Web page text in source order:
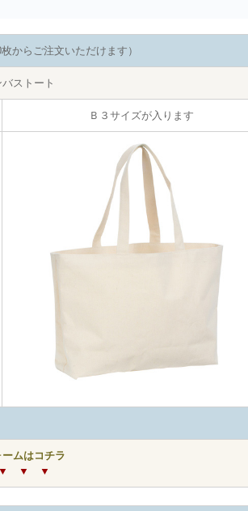
からご注文いただけます）
ストート
Ｂ３サイズが入ります
ムはコチラ
▼ ▼